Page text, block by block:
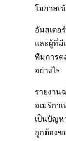
โอกาสเ
อัมสเตอ
และผู้ที่มี
ทีมการต
อย่างไร
รายงาน
อเมริกา
เป็นปัญห
ถูกต้องข